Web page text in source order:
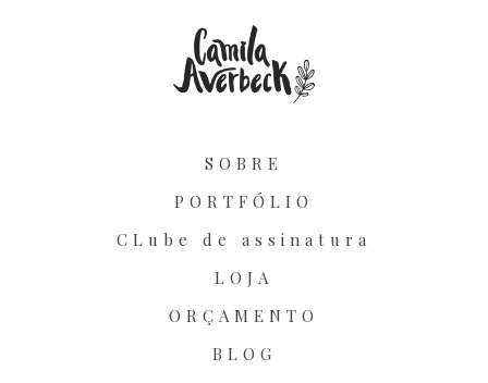
SOBRE
PORTFÓLIO
CLube de assinatura
LOJA
ORÇAMENTO
BLOG